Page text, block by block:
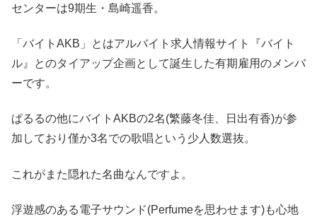
センターは9期生・島崎遥香。
「バイトAKB」とはアルバイト求人情報サイト『バイト
ル』とのタイアップ企画として誕生した有期雇用のメンバ
ーです。
ぱるるの他にバイトAKBの2名(繁藤冬佳、日出有香)が参
加しており僅か3名での歌唱という少人数選抜。
これがまた隠れた名曲なんですよ。
浮遊感のある電子サウンド(Perfumeを思わせます)も心地